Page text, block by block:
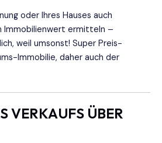
oder Ihres Hauses auch
Immobilienwert ermitteln –
weil umsonst! Super Preis-
Immobilie, daher auch der
VERKAUFS ÜBER